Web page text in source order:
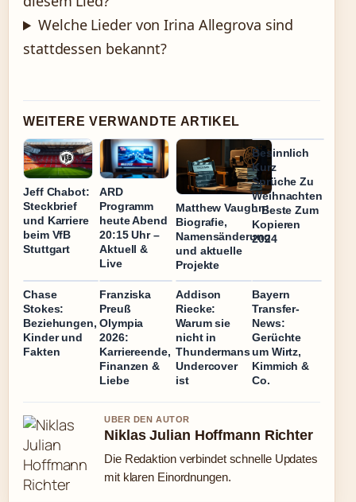
Welche Lieder von Irina Allegrova sind
stattdessen bekannt?
WEITERE VERWANDTE ARTIKEL
Jeff Chabot:
Steckbrief
und Karriere
beim VfB
Stuttgart
ARD
Programm
heute Abend
20:15 Uhr –
Aktuell &
Live
Matthew Vaughn:
Biografie,
Namensänderung
und aktuelle
Projekte
Besinnlich
Kurz
Sprüche Zu
Weihnachten
– Beste Zum
Kopieren
2024
Chase
Stokes:
Beziehungen,
Kinder und
Fakten
Franziska
Preuß
Olympia
2026:
Karriereende,
Finanzen &
Liebe
Addison
Riecke:
Warum sie
nicht in
Thundermans
Undercover
ist
Bayern
Transfer-
News:
Gerüchte
um Wirtz,
Kimmich &
Co.
UBER DEN AUTOR
Niklas Julian Hoffmann Richter
Die Redaktion verbindet schnelle Updates
mit klaren Einordnungen.